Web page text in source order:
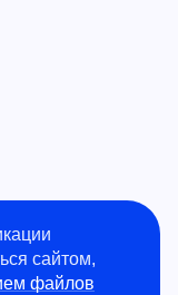
сайтом,
файлов